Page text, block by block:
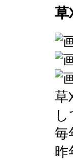
草
草
毎
昨